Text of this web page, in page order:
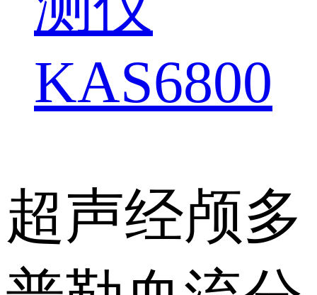
KAS6800
超声经颅多